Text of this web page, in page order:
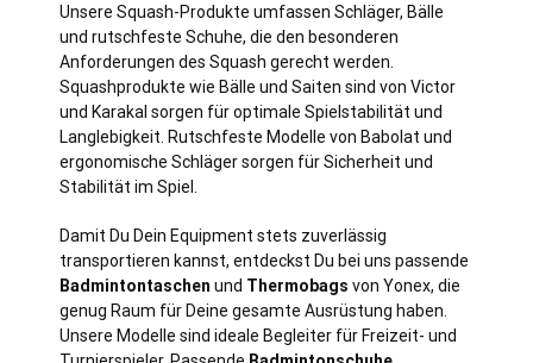
Unsere Squash-Produkte umfassen Schläger, Bälle
und rutschfeste Schuhe, die den besonderen
Anforderungen des Squash gerecht werden.
Squashprodukte wie Bälle und Saiten sind von Victor
und Karakal sorgen für optimale Spielstabilität und
Langlebigkeit. Rutschfeste Modelle von Babolat und
ergonomische Schläger sorgen für Sicherheit und
Stabilität im Spiel.
Damit Du Dein Equipment stets zuverlässig
transportieren kannst, entdeckst Du bei uns passende
Badmintontaschen und Thermobags von Yonex, die
genug Raum für Deine gesamte Ausrüstung haben.
Unsere Modelle sind ideale Begleiter für Freizeit- und